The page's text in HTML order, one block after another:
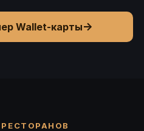
Wallet-карты→